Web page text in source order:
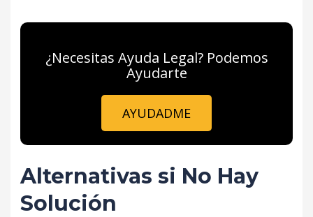
¿Necesitas Ayuda Legal? Podemos
Ayudarte
AYUDADME
Alternativas si No Hay
Solución